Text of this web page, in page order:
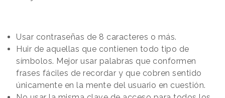
Usar contraseñas de 8 caracteres o más.
Huir de aquellas que contienen todo tipo de
símbolos. Mejor usar palabras que conformen
frases fáciles de recordar y que cobren sentido
únicamente en la mente del usuario en cuestión.